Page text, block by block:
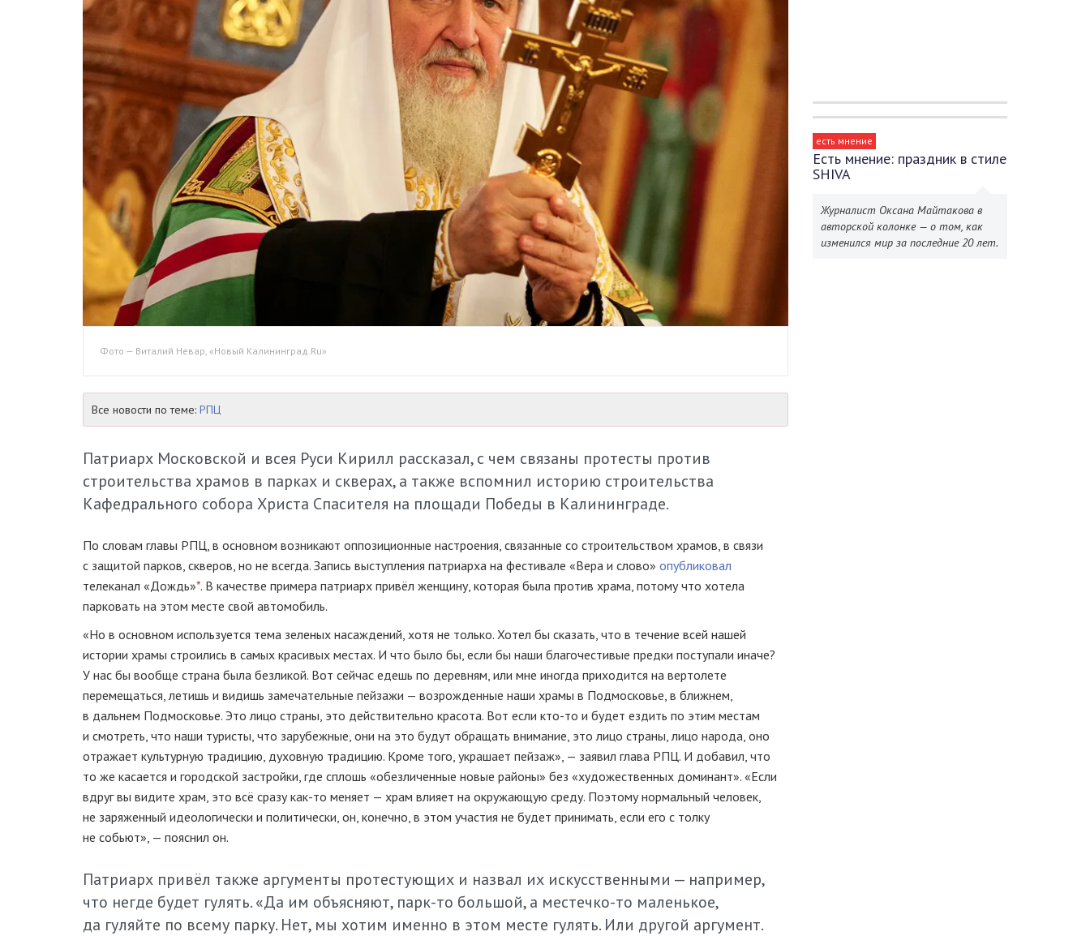
Фото — Виталий Невар, «Новый Калининград.Ru»
Все новости по теме: РПЦ
Патриарх Московской и всея Руси Кирилл рассказал, с чем связаны протесты против
строительства храмов в парках и скверах, а также вспомнил историю строительства
Кафедрального собора Христа Спасителя на площади Победы в Калининграде.
По словам главы РПЦ, в основном возникают оппозиционные настроения, связанные со строительством храмов, в связи
с защитой парков, скверов, но не всегда. Запись выступления патриарха на фестивале «Вера и слово» опубликовал
телеканал «Дождь»*. В качестве примера патриарх привёл женщину, которая была против храма, потому что хотела
парковать на этом месте свой автомобиль.
«Но в основном используется тема зеленых насаждений, хотя не только. Хотел бы сказать, что в течение всей нашей
истории храмы строились в самых красивых местах. И что было бы, если бы наши благочестивые предки поступали иначе?
У нас бы вообще страна была безликой. Вот сейчас едешь по деревням, или мне иногда приходится на вертолете
перемещаться, летишь и видишь замечательные пейзажи — возрожденные наши храмы в Подмосковье, в ближнем,
в дальнем Подмосковье. Это лицо страны, это действительно красота. Вот если кто-то и будет ездить по этим местам
и смотреть, что наши туристы, что зарубежные, они на это будут обращать внимание, это лицо страны, лицо народа, оно
отражает культурную традицию, духовную традицию. Кроме того, украшает пейзаж», — заявил глава РПЦ. И добавил, что
то же касается и городской застройки, где сплошь «обезличенные новые районы» без «художественных доминант». «Если
вдруг вы видите храм, это всё сразукак-то меняет — храм влияет на окружающую среду. Поэтому нормальный человек,
не заряженный идеологически и политически, он, конечно, в этом участия не будет принимать, если его с толку
не собьют», — пояснил он.
Патриарх привёл также аргументы протестующих и назвал их искусственными — например,
что негде будет гулять. «Да им объясняют, парк-то большой, а местечко-то маленькое,
да гуляйте по всему парку. Нет, мы хотим именно в этом месте гулять. Или другой аргумент.
есть мнение
Есть мнение: праздник в стиле
SHIVA
Журналист Оксана Майтакова в
авторской колонке — о том, как
изменился мир за последние 20 лет.